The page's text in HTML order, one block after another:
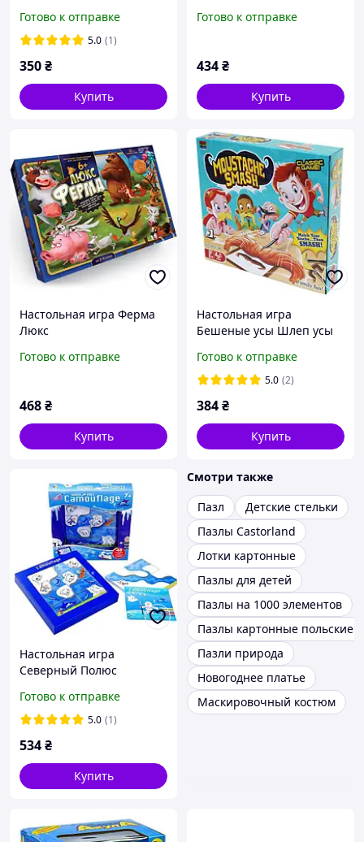
Готово к отправке
5.0 (1)
350₴
Купить
Готово к отправке
434₴
Купить
Настольная игра Ферма
Люкс
Готово к отправке
468₴
Купить
Настольная игра
Бешеные усы Шлеп усы
Готово к отправке
5.0 (2)
384₴
Купить
Настольная игра
Северный Полюс
Готово к отправке
5.0 (1)
534₴
Купить
Смотри также
Пазл
Детские стельки
Пазлы Castorland
Лотки картонные
Пазлы для детей
Пазлы на 1000 элементов
Пазлы картонные польские
Пазли природа
Новогоднее платье
Маскировочный костюм